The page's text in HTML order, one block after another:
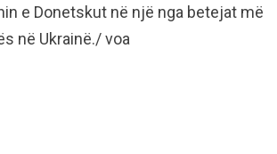
e Donetskut në një nga betejat më
në Ukrainë./ voa